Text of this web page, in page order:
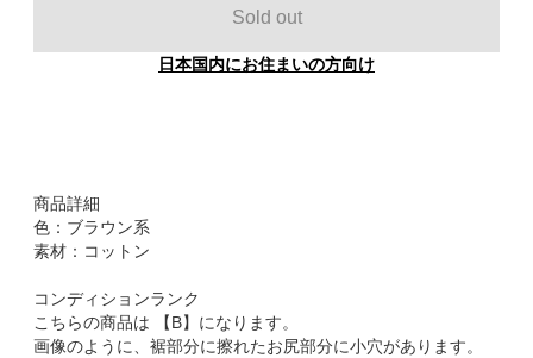
Sold out
日本国内にお住まいの方向け
商品詳細
色：ブラウン系
素材：コットン
コンディションランク
こちらの商品は 【B】になります。
画像のように、裾部分に擦れたお尻部分に小穴があります。